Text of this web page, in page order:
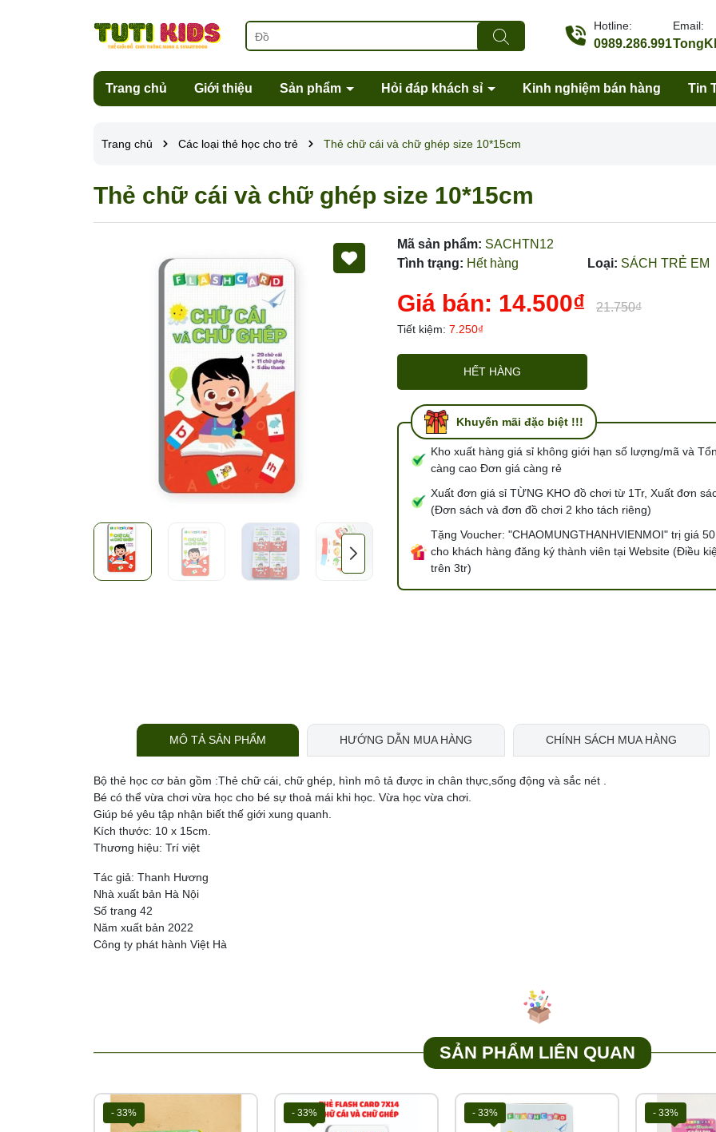
Hotline:
0989.286.991
Email:
Trang chủ Giới thiệu Sản phẩm Hỏi đáp khách sỉ Kinh nghiệm bán hàng Tin
Trang chủ Các loại thẻ học cho trẻ Thẻ chữ cái và chữ ghép size 10*15cm
Thẻ chữ cái và chữ ghép size 10*15cm
Mã sản phẩm: SACHTN12
Tình trạng: Hết hàng Loại: SÁCH TRẺ EM
Giá bán: 14.500₫ 21.750₫
Tiết kiệm: 7.250₫
HẾT HÀNG
Khuyến mãi đặc biệt !!!
Kho xuất hàng giá sỉ không giới hạn số lượng/mã và
càng cao Đơn giá càng rẻ
Xuất đơn giá sỉ TỪNG KHO đồ chơi từ 1Tr, Xuất đơn
(Đơn sách và đơn đồ chơi 2 kho tách riêng)
Tặng Voucher: "CHAOMUNGTHANHVIENMOI" trị giá
cho khách hàng đăng ký thành viên tại Website (Điều
trên 3tr)
Mã giảm giá:
Ngày hết hạn:
MÔ TẢ SẢN PHẨM HƯỚNG DẪN MUA HÀNG CHÍNH SÁCH MUA HÀNG
Bộ thẻ học cơ bản gồm :Thẻ chữ cái, chữ ghép, hình mô tả được in chân thực,sống động và sắc nét .
Bé có thể vừa chơi vừa học cho bé sự thoả mái khi học. Vừa học vừa chơi.
Giúp bé yêu tập nhận biết thế giới xung quanh.
Kích thước: 10 x 15cm.
Thương hiệu: Trí việt
Tác giả: Thanh Hương
Nhà xuất bản Hà Nội
Số trang 42
Năm xuất bản 2022
Công ty phát hành Việt Hà
SẢN PHẨM LIÊN QUAN
- 33% - 33% - 33% - 33%